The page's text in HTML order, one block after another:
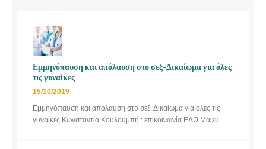
Εμμηνόπαυση και απόλαυση στο σεξ-Δικαίωμα για όλες
τις γυναίκες
15/10/2019
Εμμηνόπαυση και απόλαυση στο σεξ, Δικαίωμα για όλες τις
γυναίκες Κωνσταντία Κουλουμπή : επικοινωνία ΕΔΩ Μαιευ